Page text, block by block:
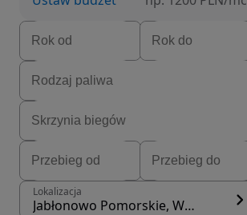
Lokalizacja
Jabłonowo Pomorskie, Wąbrzeźno